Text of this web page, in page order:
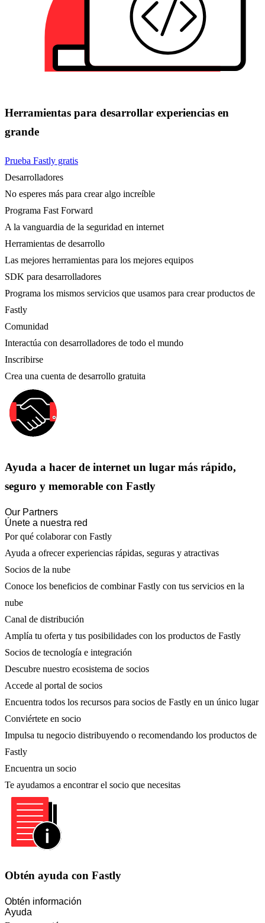
Herramientas para desarrollar experiencias en
grande
Prueba Fastly gratis
Desarrolladores
No esperes más para crear algo increíble
Programa Fast Forward
A la vanguardia de la seguridad en internet
Herramientas de desarrollo
Las mejores herramientas para los mejores equipos
SDK para desarrolladores
Programa los mismos servicios que usamos para crear productos de
Fastly
Comunidad
Interactúa con desarrolladores de todo el mundo
Inscribirse
Crea una cuenta de desarrollo gratuita
Ayuda a hacer de internet un lugar más rápido,
seguro y memorable con Fastly
Our Partners
Únete a nuestra red
Por qué colaborar con Fastly
Ayuda a ofrecer experiencias rápidas, seguras y atractivas
Socios de la nube
Conoce los beneficios de combinar Fastly con tus servicios en la
nube
Canal de distribución
Amplía tu oferta y tus posibilidades con los productos de Fastly
Socios de tecnología e integración
Descubre nuestro ecosistema de socios
Accede al portal de socios
Encuentra todos los recursos para socios de Fastly en un único lugar
Conviértete en socio
Impulsa tu negocio distribuyendo o recomendando los productos de
Fastly
Encuentra un socio
Te ayudamos a encontrar el socio que necesitas
Obtén ayuda con Fastly
Obtén información
Ayuda